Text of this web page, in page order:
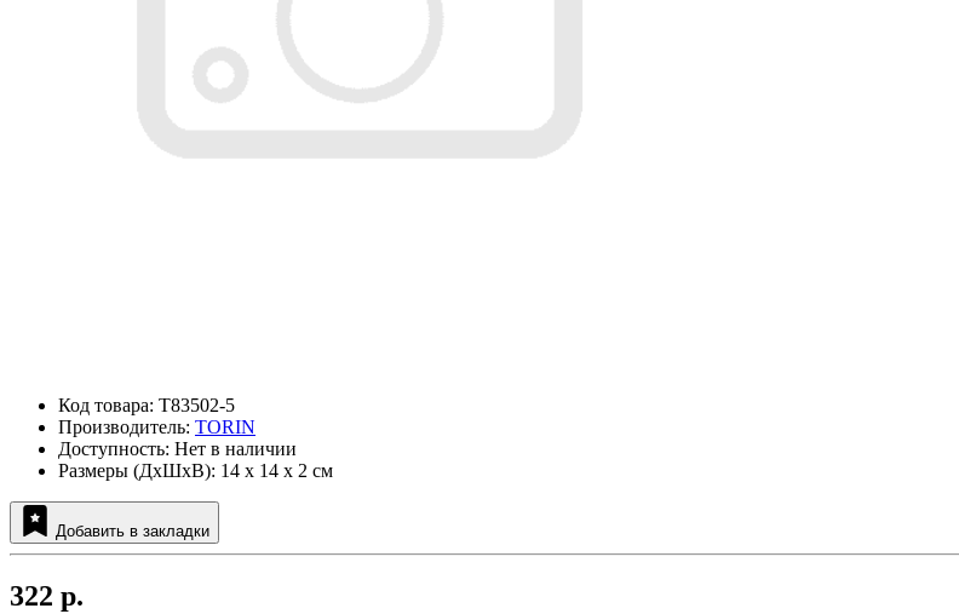
Код товара: T83502-5
Производитель: TORIN
Доступность: Нет в наличии
Размеры (ДxШxВ): 14 x 14 x 2 см
Добавить в закладки
322 р.